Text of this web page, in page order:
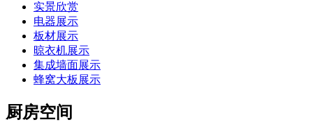
实景欣赏
电器展示
板材展示
晾衣机展示
集成墙面展示
蜂窝大板展示
厨房空间